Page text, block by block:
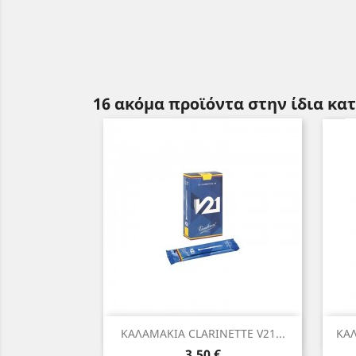
16 ακόμα προϊόντα στην ίδια
ΚΑΛΑΜΑΚΙΑ CLARINETTE V21...
Γρήγορη προβολή